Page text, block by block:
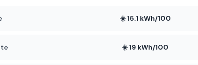
☀️ 15.1 kWh/100
☀️ 19 kWh/100